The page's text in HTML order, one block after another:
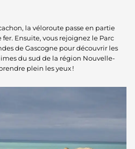
la véloroute passe en partie
Ensuite, vous rejoignez le Parc
de Gascogne pour découvrir les
du sud de la région Nouvelle-
plein les yeux !